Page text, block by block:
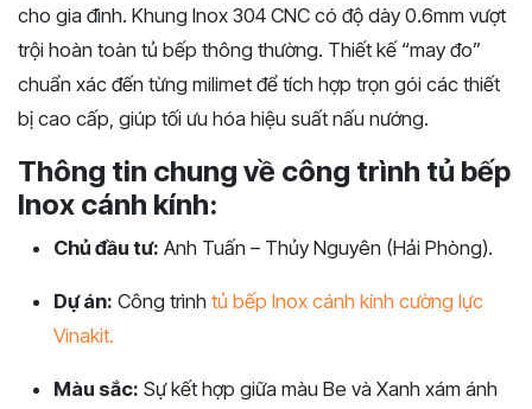
cho gia đình. Khung Inox 304 CNC có độ dày 0.6mm vượt
trội hoàn toàn tủ bếp thông thường. Thiết kế “may đo”
chuẩn xác đến từng milimet để tích hợp trọn gói các thiết
bị cao cấp, giúp tối ưu hóa hiệu suất nấu nướng.
Thông tin chung về công trình tủ bếp
Inox cánh kính:
Chủ đầu tư: Anh Tuấn – Thủy Nguyên (Hải Phòng).
Dự án: Công trình tủ bếp Inox cánh kính cường lực
Vinakit.
Màu sắc: Sự kết hợp giữa màu Be và Xanh xám ánh